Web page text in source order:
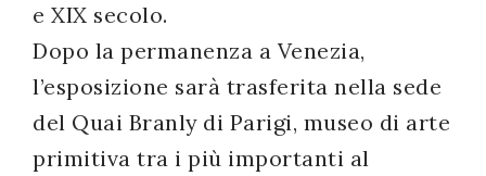
e XIX secolo.
Dopo la permanenza a Venezia,
l’esposizione sarà trasferita nella sede
del Quai Branly di Parigi, museo di arte
primitiva tra i più importanti al